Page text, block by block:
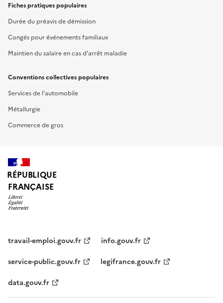
Fiches pratiques populaires
Durée du préavis de démission
Congés pour événements familiaux
Maintien du salaire en cas d'arrêt maladie
Conventions collectives populaires
Services de l'automobile
Métallurgie
Commerce de gros
RÉPUBLIQUE
FRANÇAISE
travail-emploi.gouv.fr
info.gouv.fr
service-public.gouv.fr
legifrance.gouv.fr
data.gouv.fr